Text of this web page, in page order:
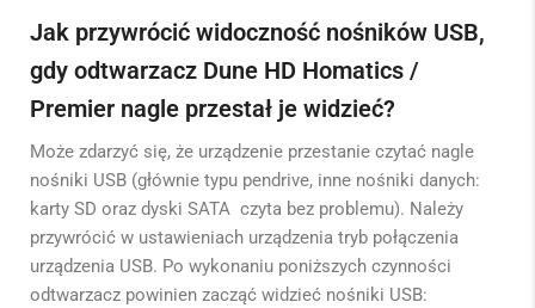
Jak przywrócić widoczność nośników USB,
gdy odtwarzacz Dune HD Homatics /
Premier nagle przestał je widzieć?
Może zdarzyć się, że urządzenie przestanie czytać nagle
nośniki USB (głównie typu pendrive, inne nośniki danych:
karty SD oraz dyski SATA czyta bez problemu). Należy
przywrócić w ustawieniach urządzenia tryb połączenia
urządzenia USB. Po wykonaniu poniższych czynności
odtwarzacz powinien zacząć widzieć nośniki USB: